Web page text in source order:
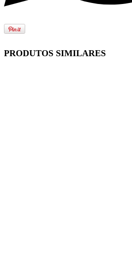
PRODUTOS SIMILARES